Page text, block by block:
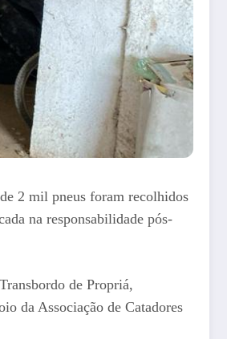
2 mil pneus foram recolhidos
na responsabilidade pós-
de Propriá,
da Associação de Catadores